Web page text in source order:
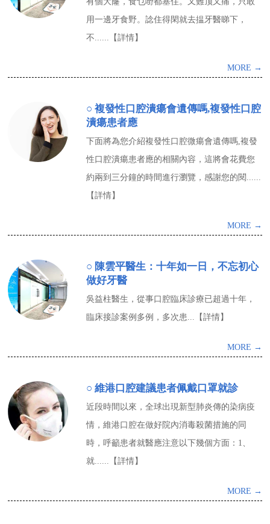
用一邊牙食野。諗住得閑就去揾牙醫睇下，
不......【詳情】
MORE →
○ 複發性口腔潰瘍會遺傳嗎,複發性口腔
潰瘍患者應
下面將為您介紹複發性口腔微瘍會遺傳嗎,複發
性口腔潰瘍患者應的相關內容，這將會花費您
約兩到三分鐘的時間進行瀏覽，感謝您的閱......
【詳情】
MORE →
○ 陳雲平醫生：十年如一日，不忘初心
做好牙醫
吳益柱醫生，從事口腔臨床診療已超過十年，
臨床接診案例多例，多次患...【詳情】
MORE →
○ 維港口腔建議患者佩戴口罩就診
近段時間以來，全球出現新型肺炎傳的染病疫
情，維港口腔在做好院內消毒殺菌措施的同
時，呼籲患者就醫應注意以下幾個方面：1、
就......【詳情】
MORE →